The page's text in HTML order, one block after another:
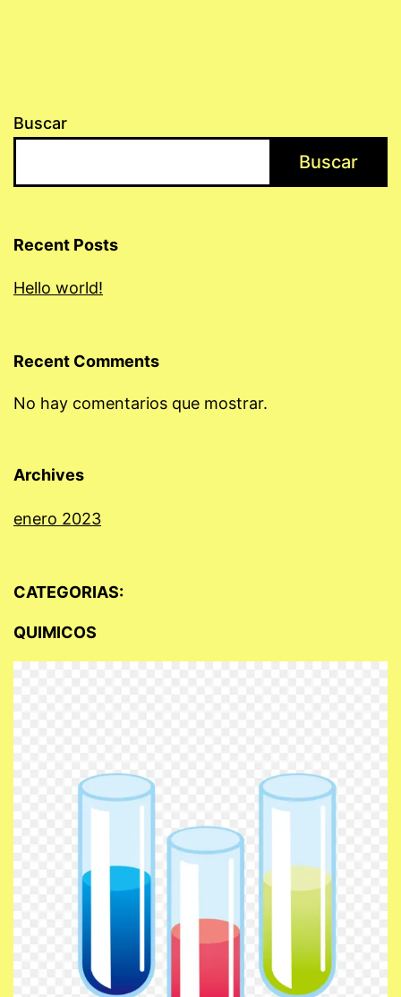
Buscar
Buscar
Recent Posts
Hello world!
Recent Comments
No hay comentarios que mostrar.
Archives
enero 2023
CATEGORIAS:
QUIMICOS